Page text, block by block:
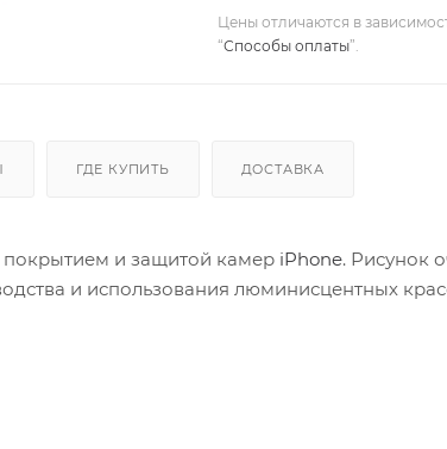
Цены отличаются в
“Способы оплаты”.
ГДЕ КУПИТЬ ДОСТАВКА
покрытием и защитой камер iPhone. Рисунок
и использования люминисцентных